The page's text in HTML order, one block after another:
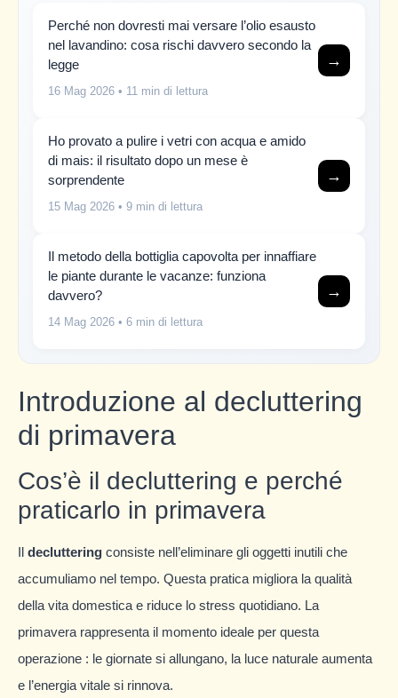
Perché non dovresti mai versare l’olio esausto
nel lavandino: cosa rischi davvero secondo la
legge
16 Mag 2026 • 11 min di lettura
→
Ho provato a pulire i vetri con acqua e amido
di mais: il risultato dopo un mese è
sorprendente
15 Mag 2026 • 9 min di lettura
→
Il metodo della bottiglia capovolta per innaffiare
le piante durante le vacanze: funziona
davvero?
14 Mag 2026 • 6 min di lettura
→
Introduzione al decluttering
di primavera
Cos’è il decluttering e perché
praticarlo in primavera
Il decluttering consiste nell’eliminare gli oggetti inutili che
accumuliamo nel tempo. Questa pratica migliora la qualità
della vita domestica e riduce lo stress quotidiano. La
primavera rappresenta il momento ideale per questa
operazione : le giornate si allungano, la luce naturale aumenta
e l’energia vitale si rinnova.